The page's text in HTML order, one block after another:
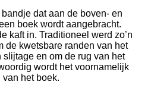
dat aan de boven- en
boek wordt aangebracht.
kaft in. Traditioneel werd zo’n
de kwetsbare randen van het
slijtage en om de rug van het
wordt het voornamelijk
het boek.